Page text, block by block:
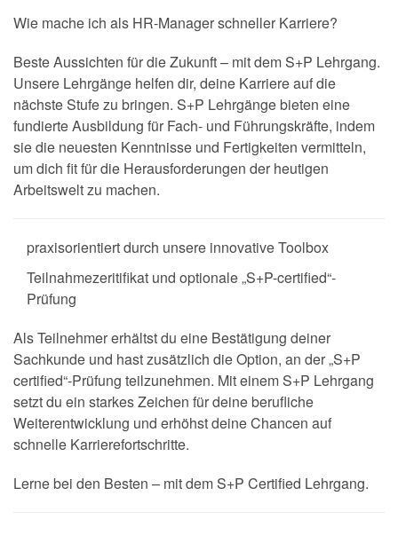
Wie mache ich als HR-Manager schneller Karriere?
Beste Aussichten für die Zukunft – mit dem S+P Lehrgang.
Unsere Lehrgänge helfen dir, deine Karriere auf die
nächste Stufe zu bringen. S+P Lehrgänge bieten eine
fundierte Ausbildung für Fach- und Führungskräfte, indem
sie die neuesten Kenntnisse und Fertigkeiten vermitteln,
um dich fit für die Herausforderungen der heutigen
Arbeitswelt zu machen.
praxisorientiert durch unsere innovative Toolbox
Teilnahmezeritifikat und optionale „S+P-certified“-
Prüfung
Als Teilnehmer erhältst du eine Bestätigung deiner
Sachkunde und hast zusätzlich die Option, an der „S+P
certified“-Prüfung teilzunehmen. Mit einem S+P Lehrgang
setzt du ein starkes Zeichen für deine berufliche
Weiterentwicklung und erhöhst deine Chancen auf
schnelle Karrierefortschritte.
Lerne bei den Besten – mit dem S+P Certified Lehrgang.